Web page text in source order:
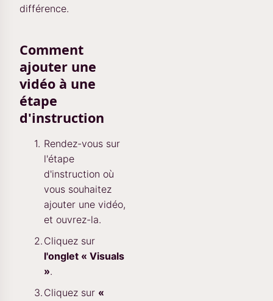
différence.
Comment
ajouter une
vidéo à une
étape
d'instruction
Rendez-vous sur
l'étape
d'instruction où
vous souhaitez
ajouter une vidéo,
et ouvrez-la.
Cliquez sur
l'onglet « Visuals
».
Cliquez sur «